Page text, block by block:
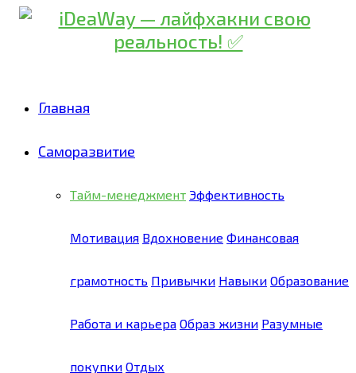
Главная
Саморазвитие
Тайм-менеджмент Эффективность
Мотивация Вдохновение Финансовая
грамотность Привычки Навыки Образование
Работа и карьера Образ жизни Разумные
покупки Отдых